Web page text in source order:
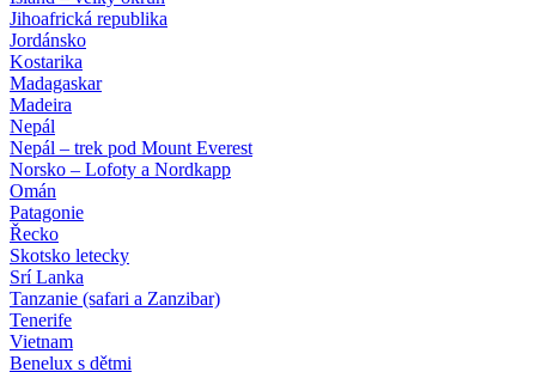
Jihoafrická republika
Jordánsko
Kostarika
Madagaskar
Madeira
Nepál
Nepál – trek pod Mount Everest
Norsko – Lofoty a Nordkapp
Omán
Patagonie
Řecko
Skotsko letecky
Srí Lanka
Tanzanie (safari a Zanzibar)
Tenerife
Vietnam
Benelux s dětmi